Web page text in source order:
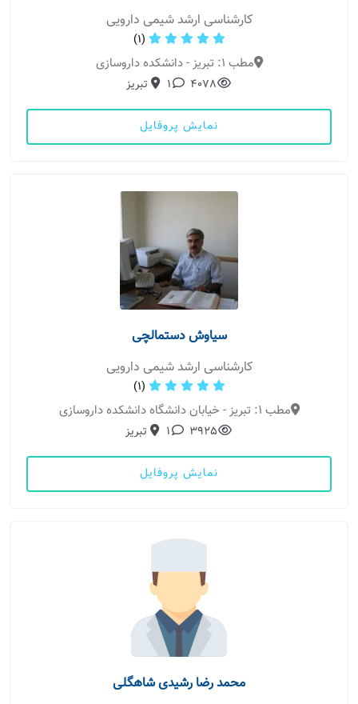
کارشناسی ارشد شیمی دارویی
(1)
مطب 1: تبریز - دانشکده داروسازی
4078
1 تبریز
نمایش پروفایل
سیاوش دستمالچی
کارشناسی ارشد شیمی دارویی
(1)
مطب 1: تبریز - خیابان دانشگاه دانشکده داروسازی
3925
1 تبریز
نمایش پروفایل
محمد رضا رشیدی شاهگلی